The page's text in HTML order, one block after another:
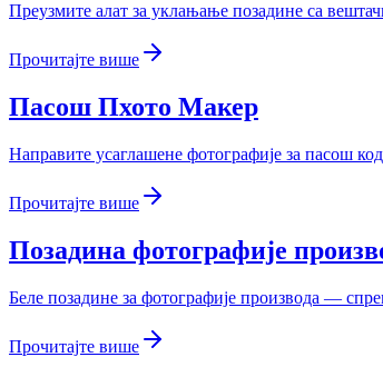
Преузмите алат за уклањање позадине са
Прочитајте више
Пасош Пхото Макер
Направите усаглашене фотографије за пасош
Прочитајте више
Позадина фотографије
Беле позадине за фотографије производа —
Прочитајте више